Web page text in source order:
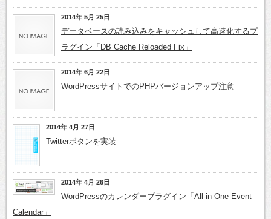
2014年 5月 25日
データベースの読み込みをキャッシュして高速化するプ
ラグイン「DB Cache Reloaded Fix」
2014年 6月 22日
WordPressサイトでのPHPバージョンアップ注意
2014年 4月 27日
Twitterボタンを実装
2014年 4月 26日
WordPressのカレンダープラグイン「All-in-One Event
Calendar」